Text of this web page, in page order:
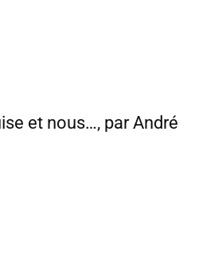
et nous…, par André